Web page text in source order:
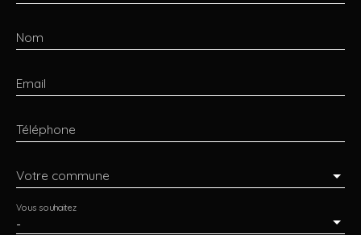
Nom
Email
Téléphone
Votre commune
-
Vous souhaitez